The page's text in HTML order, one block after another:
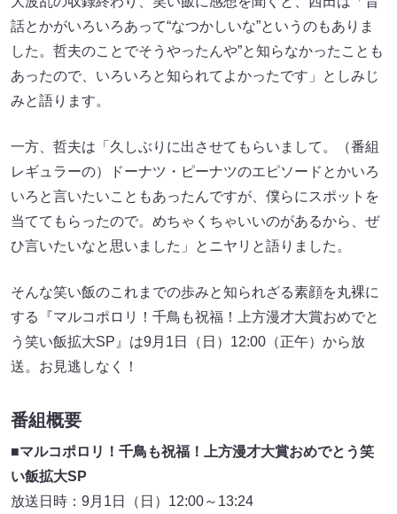
話とかがいろいろあって“なつかしいな”というのもありま
した。哲夫のことでそうやったんや”と知らなかったことも
あったので、いろいろと知られてよかったです」としみじ
みと語ります。
一方、哲夫は「久しぶりに出させてもらいまして。（番組
レギュラーの）ドーナツ・ピーナツのエピソードとかいろ
いろと言いたいこともあったんですが、僕らにスポットを
当ててもらったので。めちゃくちゃいいのがあるから、ぜ
ひ言いたいなと思いました」とニヤリと語りました。
そんな笑い飯のこれまでの歩みと知られざる素顔を丸裸に
する『マルコポロリ！千鳥も祝福！上方漫才大賞おめでと
う笑い飯拡大SP』は9月1日（日）12:00（正午）から放
送。お見逃しなく！
番組概要
■マルコポロリ！千鳥も祝福！上方漫才大賞おめでとう笑
い飯拡大SP
放送日時：9月1日（日）12:00～13:24